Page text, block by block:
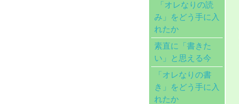
「オレなりの読
み」をどう手に入
れたか
素直に「書きた
い」と思える今
「オレなりの書
き」をどう手に入
れたか